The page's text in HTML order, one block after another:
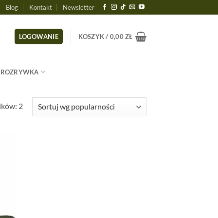
Blog Kontakt Newsletter
LOGOWANIE KOSZYK / 0,00ZŁ
ROZRYWKA
2Posortowane
według